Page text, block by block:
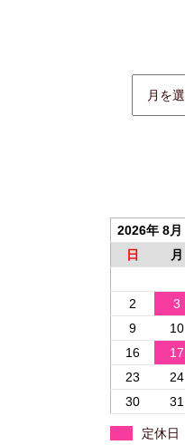
2026年 8月
日
月
2
3
9
10
16
17
23
24
30
31
定休日